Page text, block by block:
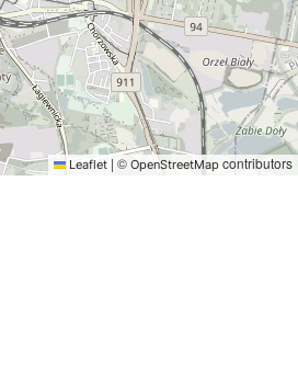
Leaflet | © OpenStreetMap contributors